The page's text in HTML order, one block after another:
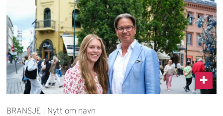
BRANSJE | Nytt om navn